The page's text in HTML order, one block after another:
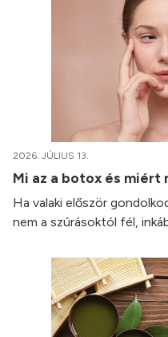
2026. JÚLIUS 13.
Mi az a botox és miért
Ha valaki először
nem a szúrásoktól fél,